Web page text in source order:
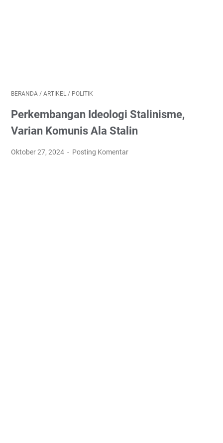
BERANDA / ARTIKEL / POLITIK
Perkembangan Ideologi Stalinisme,
Varian Komunis Ala Stalin
Oktober 27, 2024 Posting Komentar